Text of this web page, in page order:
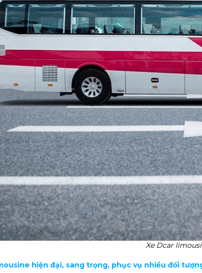
Xe Dcar
hiện đại, sang trọng, phục vụ nhiều đối